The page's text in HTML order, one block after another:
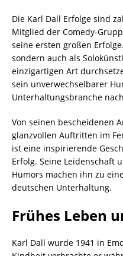
Die Karl Dall Erfolge sind
Mitglied der Comedy-
seine ersten großen
sondern auch als
einzigartigen Art
sein unverwechselbarer
Unterhaltungsbranche
Von seinen bescheidenen
glanzvollen Auftritten im
ist eine inspirierende
Erfolg. Seine Leidenschaft
Humors machen ihn zu
deutschen Unterhaltung.
Frühes Leben
Karl Dall wurde 1941 in